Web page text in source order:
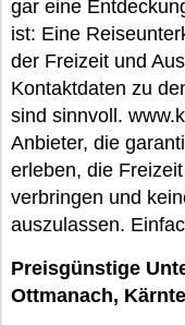
gar eine
ist: Eine
der Freizeit und
Kontaktdaten zu
sind sinnvoll.
Anbieter, die
erleben, die
verbringen und
auszulassen.
Preisgünstige
Ottmanach,